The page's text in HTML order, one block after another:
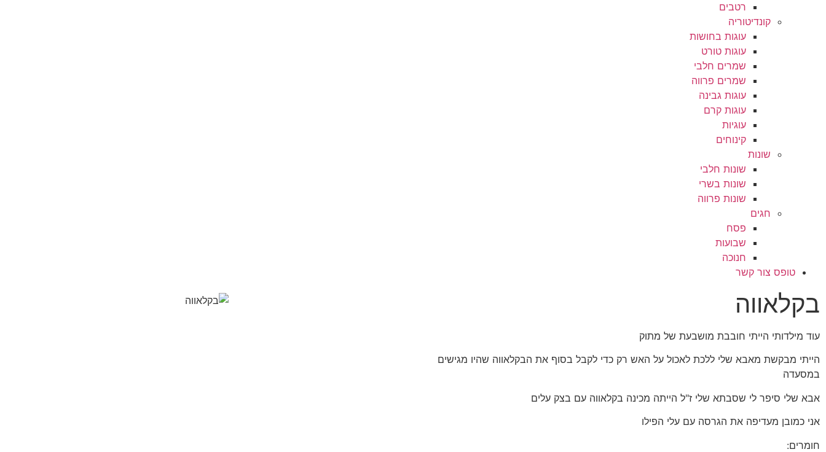
רטבים
קונדיטוריה
עוגות בחושות
עוגות טורט
שמרים חלבי
שמרים פרווה
עוגות גבינה
עוגות קרם
עוגיות
קינוחים
שונות
שונות חלבי
שונות בשרי
שונות פרווה
חגים
פסח
שבועות
חנוכה
טופס צור קשר
בקלאווה
עוד מילדותי הייתי חובבת מושבעת של מתוק
הייתי מבקשת מאבא שלי ללכת לאכול על האש רק כדי לקבל בסוף את הבקלאווה שהיו מגישים
במסעדה
אבא שלי סיפר לי שסבתא שלי ז"ל הייתה מכינה בקלאווה עם בצק עלים
אני כמובן מעדיפה את הגרסה עם עלי הפילו
חומרים: